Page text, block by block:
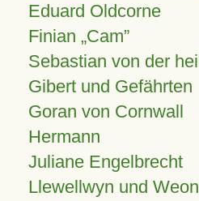
Eduard Oldcorne
Finian Cam
Sebastian von der
Gibert und Gefährten
Goran von Cornwall
Hermann
Juliane Engelbrecht
Llewellwyn und